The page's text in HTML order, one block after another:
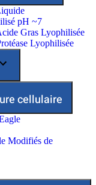
pH ~7
Gras Lyophilisée
Lyophilisée
cellulaire
Modifiés de